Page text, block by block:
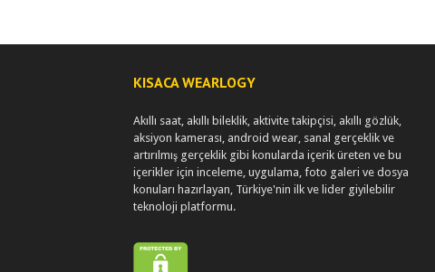
KISACA WEARLOGY
Akıllı saat, akıllı bileklik, aktivite takipçisi, akıllı gözlük,
aksiyon kamerası, android wear, sanal gerçeklik ve
artırılmış gerçeklik gibi konularda içerik üreten ve bu
içerikler için inceleme, uygulama, foto galeri ve dosya
konuları hazırlayan, Türkiye'nin ilk ve lider giyilebilir
teknoloji platformu.